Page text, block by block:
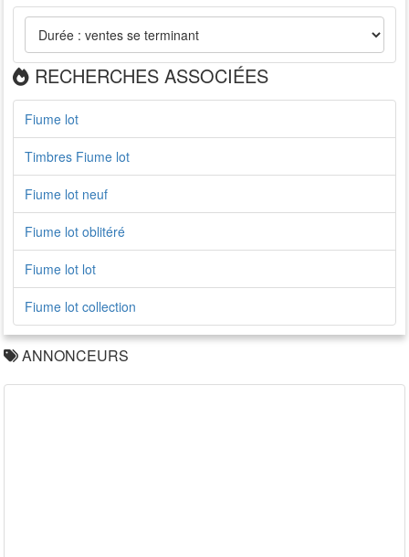
RECHERCHES ASSOCIÉES
Fiume lot
Timbres Fiume lot
Fiume lot neuf
Fiume lot oblitéré
Fiume lot lot
Fiume lot collection
ANNONCEURS